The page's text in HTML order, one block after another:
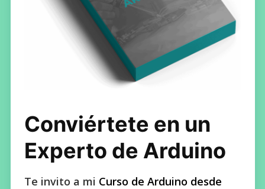
Conviértete en un
Experto de Arduino
Te invito a mi Curso de Arduino desde